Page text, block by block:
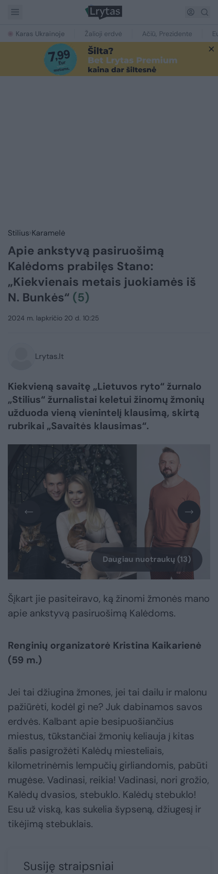
Karas Ukrainoje Žalioji erdvė Ačiū, Prezidente
Stilius Karamelė
Apie ankstyvą pasiruošimą
Kalėdoms prabilęs Stano:
„Kiekvienais metais juokiamės iš
N. Bunkės“ (5)
2024 m. lapkričio 20 d. 10:25
Lrytas.lt
Kiekvieną savaitę „Lietuvos ryto“ žurnalo
„Stilius“ žurnalistai keletui žinomų žmonių
užduoda vieną vienintelį klausimą, skirtą
rubrikai „Savaitės klausimas“.
Daugiau nuotraukų (13)
Šįkart jie pasiteiravo, ką žinomi žmonės mano
apie ankstyvą pasiruošimą Kalėdoms.
Renginių organizatorė Kristina Kaikarienė
(59 m.)
Jei tai džiugina žmones, jei tai dailu ir malonu
pažiūrėti, kodėl gi ne? Juk dabinamos savos
erdvės. Kalbant apie besipuošiančius
miestus, tūkstančiai žmonių keliauja į kitas
šalis pasigrožėti Kalėdų miesteliais,
kilometrinėmis lempučių girliandomis, pabūti
mugėse. Vadinasi, reikia! Vadinasi, nori grožio,
Kalėdų dvasios, stebuklo. Kalėdų stebuklo!
Esu už viską, kas sukelia šypseną, džiugesį ir
tikėjimą stebuklais.
Susiję straipsniai